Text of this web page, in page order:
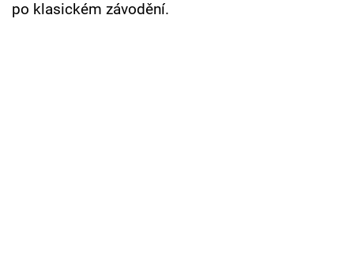
po klasickém závodění.